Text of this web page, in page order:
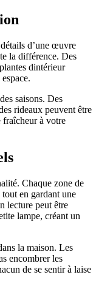
d’une œuvre
la différence. Des
dintérieur
saisons. Des
rideaux peuvent être
fraîcheur à votre
Chaque zone de
en gardant une
lecture peut être
lampe, créant un
la maison. Les
encombrer les
de se sentir à laise